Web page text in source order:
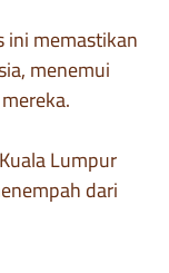
ini memastikan
menemui
Lumpur
dari